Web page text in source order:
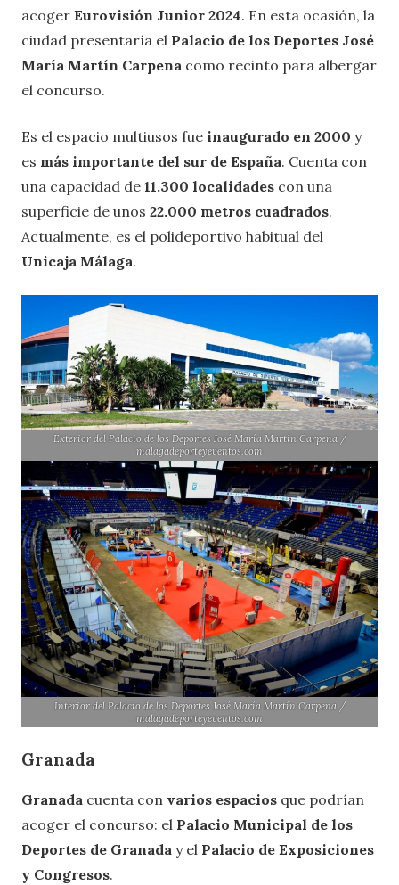
acoger Eurovisión Junior 2024. En esta ocasión, la
ciudad presentaría el Palacio de los Deportes José
María Martín Carpena como recinto para albergar
el concurso.
Es el espacio multiusos fue inaugurado en 2000 y
es más importante del sur de España. Cuenta con
una capacidad de 11.300 localidades con una
superficie de unos 22.000 metros cuadrados.
Actualmente, es el polideportivo habitual del
Unicaja Málaga.
Exterior del Palacio de los Deportes José María Martín Carpena /
malagadeporteyeventos.com
Interior del Palacio de los Deportes José María Martín Carpena /
malagadeporteyeventos.com
Granada
Granada cuenta con varios espacios que podrían
acoger el concurso: el Palacio Municipal de los
Deportes de Granada y el Palacio de Exposiciones
y Congresos.